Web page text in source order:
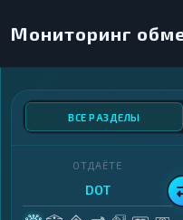
Мониторинг
ВСЕ РАЗДЕЛЫ
ОТДАЁТЕ
DOT